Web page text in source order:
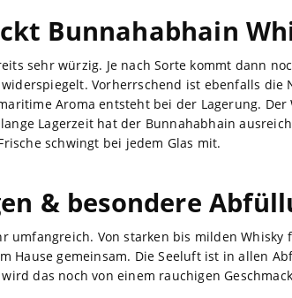
Bunnahabhain
sehr würzig. Je nach Sorte kommt dann
Vorherrschend ist ebenfalls die
Aroma entsteht bei der Lagerung. Der
Lagerzeit hat der Bunnahabhain
schwingt bei jedem Glas mit.
& besondere
umfangreich. Von starken bis milden Whisky
Hause gemeinsam. Die Seeluft ist in allen
das noch von einem rauchigen